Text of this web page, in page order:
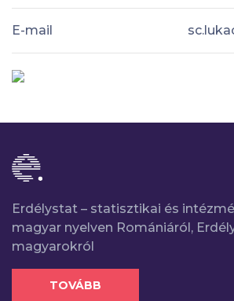
E-mail
Erdélystat – statisztikai és
magyar nyelven Romániáról,
magyarokról
TOVÁBB